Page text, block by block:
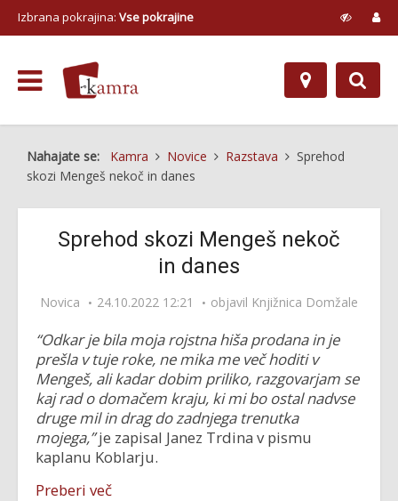
Izbrana pokrajina: Vse pokrajine
Nahajate se: Kamra Novice Razstava
Sprehod
skozi Mengeš nekoč in danes
Sprehod skozi Mengeš nekoč
in danes
Novica 24.10.2022 12:21 objavil Knjižnica Domžale
“Odkar je bila moja rojstna hiša prodana in je
prešla v tuje roke, ne mika me več hoditi v
Mengeš, ali kadar dobim priliko, razgovarjam se
kaj rad o domačem kraju, ki mi bo ostal nadvse
druge mil in drag do zadnjega trenutka
mojega,”je zapisal Janez Trdina v pismu
kaplanu Koblarju.
Preberi več